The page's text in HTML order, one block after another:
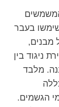
בעבר
מבנים,
ניגוד בין
מלבד
הגשמים.